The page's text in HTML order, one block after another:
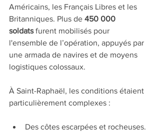
Américains, les Français Libres et les
Britanniques. Plus de 450 000
soldats furent mobilisés pour
l'ensemble de l’opération, appuyés par
une armada de navires et de moyens
logistiques colossaux.
À Saint-Raphaël, les conditions étaient
particulièrement complexes :
Des côtes escarpées et rocheuses.